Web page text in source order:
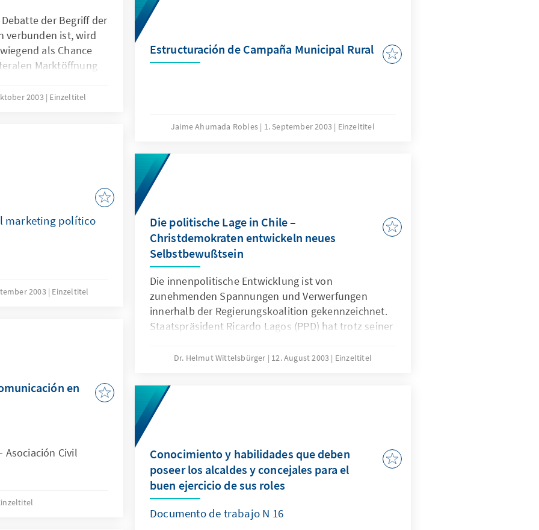
der Begriff der
verbunden ist, wird
als Chance
Marktöffnung
bilateralen
betragen. Damit
auf multilateraler
Die konsequente
dem Land
ein. Dennoch
Entwicklung in
2003 Einzeltitel
Estructuración de Campaña Municipal Rural
Jaime Ahumada Robles 1. September 2003 Einzeltitel
marketing político
2003 Einzeltitel
Die politische Lage in Chile –
Christdemokraten entwickeln neues
Selbstbewußtsein
Die innenpolitische Entwicklung ist von
zunehmenden Spannungen und Verwerfungen
innerhalb der Regierungskoalition gekennzeichnet.
Staatspräsident Ricardo Lagos (PPD) hat trotz seiner
verhindern können, daß die Friktionen und Konflikte
“Concertation” zu einem großen Ansehensverlust
der Regierung führen. Zahlreiche Skandale sorgen
für hohen Zuspruch der chilenischen Wählerinnen
“Alianza por Chile”, der rechtskonservativen “Unión
Democrática Independiente” und der Mitte rechts
Partei, der “Renovación Nacional”. Über 50% der
Chilenen sehen in dem wahrscheinlichen
Präsidentschaftskandidaten der Opposition für die
Wahlen 2005, Joaquín Lavín, zur Zeit Bürgermeister
Dr. Helmut Wittelsbürger 12. August 2003 Einzeltitel
en
Asociación Civil
Conocimiento y habilidades que deben
poseer los alcaldes y concejales para el
buen ejercicio de sus roles
Documento de trabajo N 16